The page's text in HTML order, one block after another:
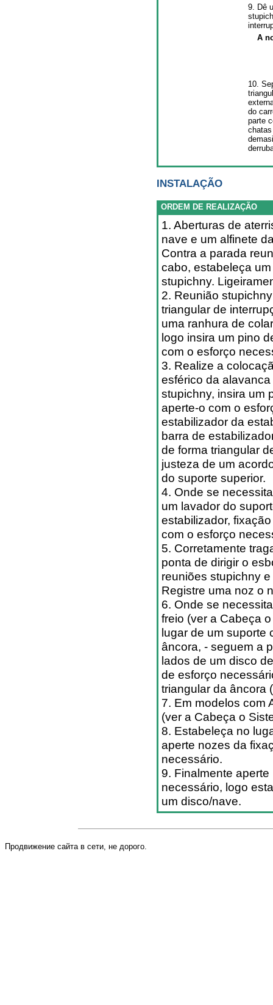
9. Dê
A
10.
do
parte
INSTALAÇÃO
ORDEM DE REALIZAÇÃO
1. Aberturas de
nave e um alfinete
Contra a parada
cabo, estabeleça
stupichny.
2. Reunião
triangular de
uma ranhura de
logo insira um pino
com o esforço
3. Realize a
esférico da
stupichny, insira um
aperte-o com o
estabilizador da
barra de
de forma triangular
justeza de um
do suporte superior.
4. Onde se
um lavador do
estabilizador,
com o esforço
5. Corretamente
ponta de dirigir o
reuniões stupichny
Registre uma noz o
6. Onde se
freio (ver a Cabeça
lugar de um suporte
âncora, - seguem a
lados de um disco
de esforço
triangular da âncora
7. Em modelos com
(ver a Cabeça o
8. Estabeleça no
aperte nozes da
necessário.
9. Finalmente
necessário, logo
um disco/nave.
Продвижение сайта в сети, не дорого.